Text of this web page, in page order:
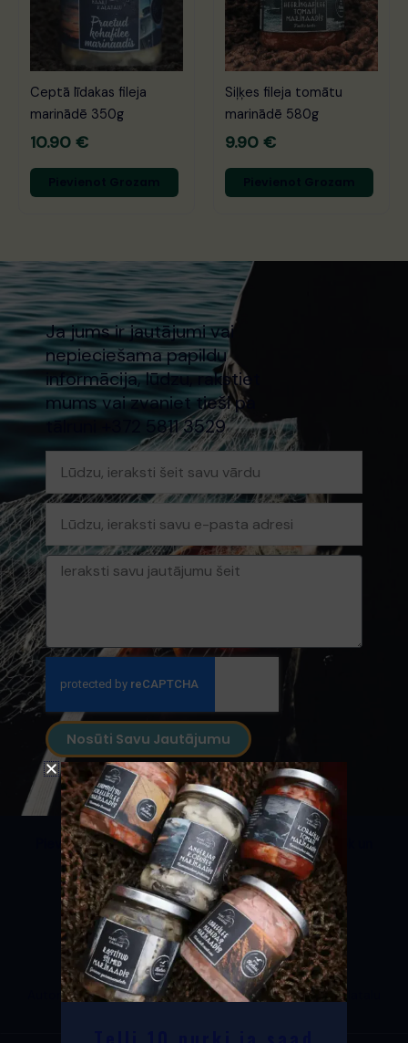
Ceptā līdakas fileja
marinādē 350g
10.90 €
Siļķes fileja tomātu
marinādē 580g
9.90 €
Ja jums ir jautājumi vai
nepieciešama papildu
informācija, lūdzu, rakstiet
mums vai zvaniet tieši pa
tālruni +372 5811 3529
Vārds
E-
pasts
Ziņa
Nosūti Savu Jautājumu
Pievienojies mūsu kopienai un seko mums Facebook un
Instagram!
Privātuma politika
Piegādes noteikumi
Autortiesības © 2026 Naari kalatalu | darbina Naari kalatalu